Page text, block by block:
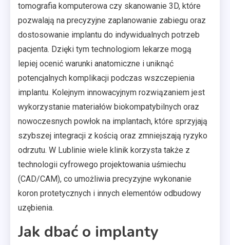
tomografia komputerowa czy skanowanie 3D, które
pozwalają na precyzyjne zaplanowanie zabiegu oraz
dostosowanie implantu do indywidualnych potrzeb
pacjenta. Dzięki tym technologiom lekarze mogą
lepiej ocenić warunki anatomiczne i uniknąć
potencjalnych komplikacji podczas wszczepienia
implantu. Kolejnym innowacyjnym rozwiązaniem jest
wykorzystanie materiałów biokompatybilnych oraz
nowoczesnych powłok na implantach, które sprzyjają
szybszej integracji z kością oraz zmniejszają ryzyko
odrzutu. W Lublinie wiele klinik korzysta także z
technologii cyfrowego projektowania uśmiechu
(CAD/CAM), co umożliwia precyzyjne wykonanie
koron protetycznych i innych elementów odbudowy
uzębienia.
Jak dbać o implanty